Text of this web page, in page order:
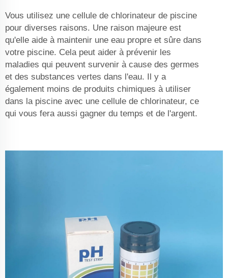
Vous utilisez une cellule de chlorinateur de piscine
pour diverses raisons. Une raison majeure est
qu'elle aide à maintenir une eau propre et sûre dans
votre piscine. Cela peut aider à prévenir les
maladies qui peuvent survenir à cause des germes
et des substances vertes dans l'eau. Il y a
également moins de produits chimiques à utiliser
dans la piscine avec une cellule de chlorinateur, ce
qui vous fera aussi gagner du temps et de l'argent.